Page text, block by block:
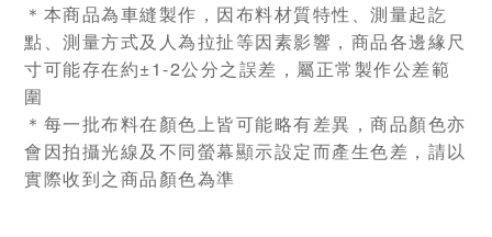
＊本商品為車縫製作，因布料材質特性、測量起訖
點、測量方式及人為拉扯等因素影響，商品各邊緣尺
寸可能存在約±1-2公分之誤差，屬正常製作公差範
圍
＊每一批布料在顏色上皆可能略有差異，商品顏色亦
會因拍攝光線及不同螢幕顯示設定而產生色差，請以
實際收到之商品顏色為準